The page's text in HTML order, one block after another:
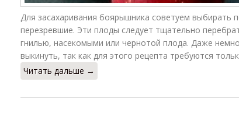
Для засахаривания боярышника советуем выбирать
перезревшие. Эти плоды следует тщательно
гнилью, насекомыми или чернотой плода. Даже
выкинуть, так как для этого рецепта требуются
Читать дальше →